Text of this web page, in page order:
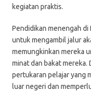
kegiatan praktis.
Pendidikan menengah
untuk mengambil jalur
memungkinkan mereka
minat dan bakat mereka.
pertukaran pelajar yang
luar negeri dan